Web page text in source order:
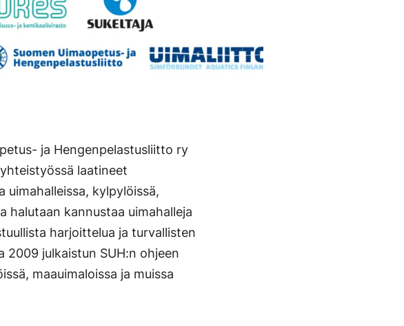
ja Hengenpelastusliitto ry
laatineet
uimahalleissa, kylpylöissä,
halutaan kannustaa uimahalleja
harjoittelua ja turvallisten
2009 julkaistun SUH:n ohjeen
maauimaloissa ja muissa